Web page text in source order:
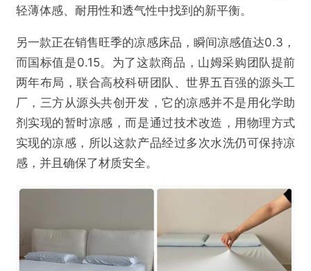
轻薄体感、耐用性和透气性中找到的新平衡。
另一款正在销售旺季的凉感床品，瞬间凉感值达0.3，
而国标值是0.15。为了这款商品，山姆采购团队提前
两年布局，联合高校科研团队、世界五百强的源头工
厂，三方从源头共创开发，它的凉感并不是用化学助
剂实现的暂时凉感，而是通过技术改造，用物理方式
实现的凉感，所以这款产品经过多次水洗仍可保持凉
感，并且确保了材质安全。